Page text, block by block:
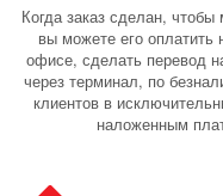
Когда заказ сделан,
вы можете его
офисе, сделать перевод
через терминал, по
клиентов в
наложенным